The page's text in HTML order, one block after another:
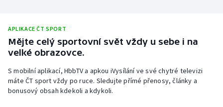
APLIKACE ČT SPORT
Mějte celý sportovní svět vždy u sebe i na
velké obrazovce.
S mobilní aplikací, HbbTV a apkou iVysílání ve své chytré televizi
máte ČT sport vždy po ruce. Sledujte přímé přenosy, články a
bonusový obsah kdekoli a kdykoli.